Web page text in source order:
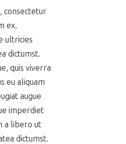
consectetur
ex.
ultricies
dictumst.
quis viverra
eu aliquam
augue
imperdiet
a libero ut
dictumst.